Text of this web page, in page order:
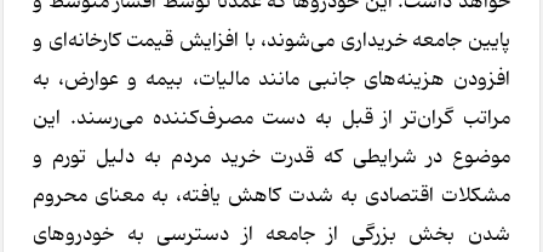
پایین جامعه خریداری می‌شوند، با افزایش قیمت کارخانه‌ای و
افزودن هزینه‌های جانبی مانند مالیات، بیمه و عوارض، به
مراتب گران‌تر از قبل به دست مصرف‌کننده می‌رسند. این
موضوع در شرایطی که قدرت خرید مردم به دلیل تورم و
مشکلات اقتصادی به شدت کاهش یافته، به معنای محروم
شدن بخش بزرگی از جامعه از دسترسی به خودروهای